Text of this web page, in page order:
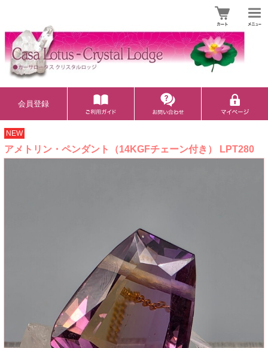
会員登録
NEW
アメトリン・ペンダント（14KGFチェーン付き） LPT280